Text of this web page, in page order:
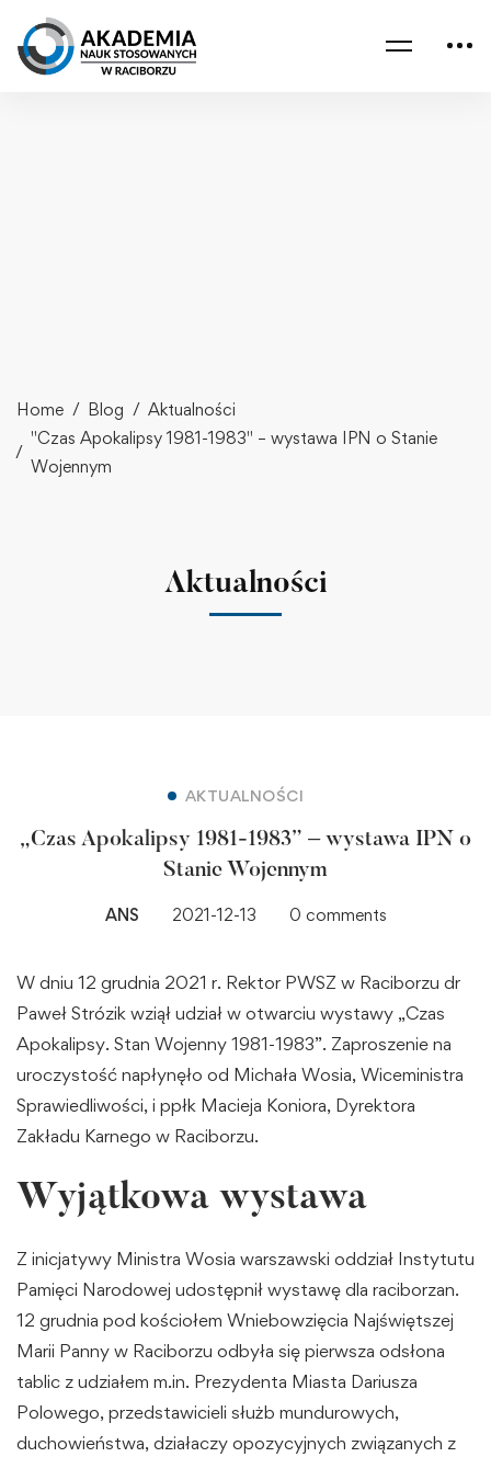
Home Blog
Aktualności
"Czas Apokalipsy 1981-1983" – wystawa IPN o Stanie
Wojennym
Aktualności
AKTUALNOŚCI
„Czas Apokalipsy 1981-1983” – wystawa IPN o
Stanie Wojennym
ANS 2021-12-13 0 comments
W dniu 12 grudnia 2021 r. Rektor PWSZ w Raciborzu dr
Paweł Strózik wziął udział w otwarciu wystawy „Czas
Apokalipsy. Stan Wojenny 1981-1983”. Zaproszenie na
uroczystość napłynęło od Michała Wosia, Wiceministra
Sprawiedliwości, i ppłk Macieja Koniora, Dyrektora
Zakładu Karnego w Raciborzu.
Wyjątkowa wystawa
Z inicjatywy Ministra Wosia warszawski oddział Instytutu
Pamięci Narodowej udostępnił wystawę dla raciborzan.
12 grudnia pod kościołem Wniebowzięcia Najświętszej
Marii Panny w Raciborzu odbyła się pierwsza odsłona
tablic z udziałem m.in. Prezydenta Miasta Dariusza
Polowego, przedstawicieli służb mundurowych,
duchowieństwa, działaczy opozycyjnych związanych z